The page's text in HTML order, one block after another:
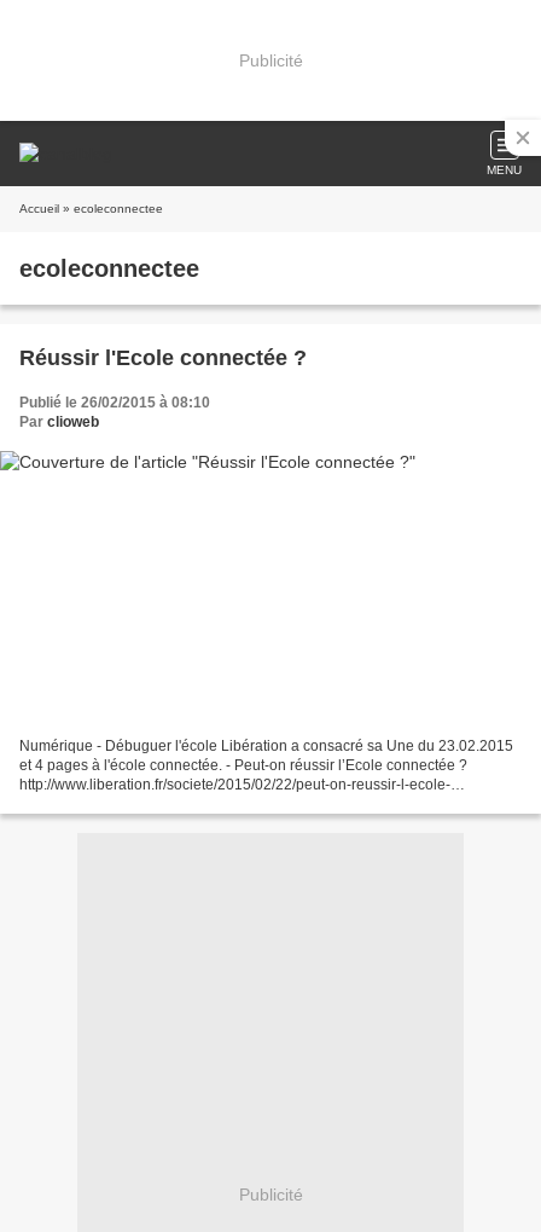
Publicité
MENU
Accueil » ecoleconnectee
ecoleconnectee
Réussir l'Ecole connectée ?
Publié le 26/02/2015 à 08:10
Par clioweb
Numérique - Débuguer l'école Libération a consacré sa Une du 23.02.2015
et 4 pages à l'école connectée. - Peut-on réussir l’Ecole connectée ?
http://www.liberation.fr/societe/2015/02/22/peut-on-reussir-l-ecole-
Publicité